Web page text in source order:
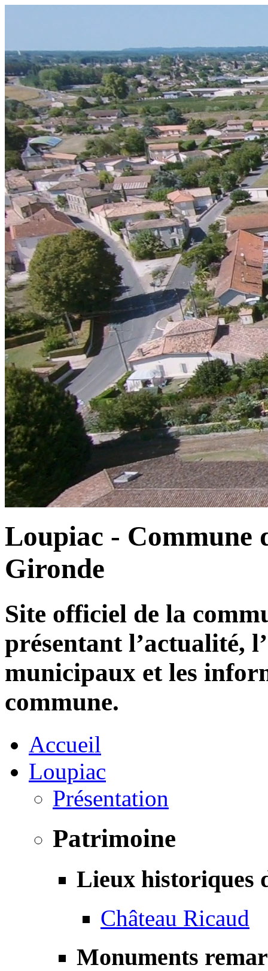
Loupiac - Commune
Gironde
Site officiel de la
présentant l’actualité,
municipaux et les
commune.
Accueil
Loupiac
Présentation
Patrimoine
Lieux historiques
Château Ricaud
Monuments